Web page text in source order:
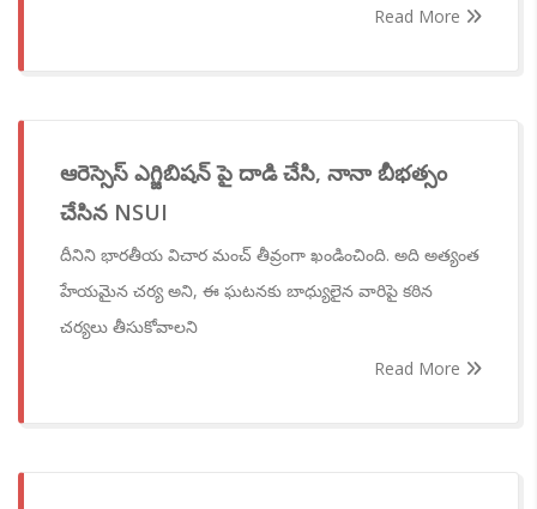
Read More
ఆరెస్సెస్ ఎగ్జిబిషన్ పై దాడి చేసి, నానా బీభత్సం
చేసిన NSUI
దీనిని భారతీయ విచార మంచ్ తీవ్రంగా ఖండించింది. అది అత్యంత
హేయమైన చర్య అని, ఈ ఘటనకు బాధ్యులైన వారిపై కఠిన
చర్యలు తీసుకోవాలని
Read More